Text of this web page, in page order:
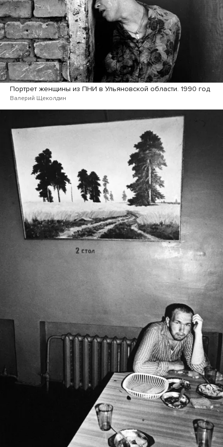
Портрет женщины из ПНИ в Ульяновской области. 1990 год
Валерий Щеколдин